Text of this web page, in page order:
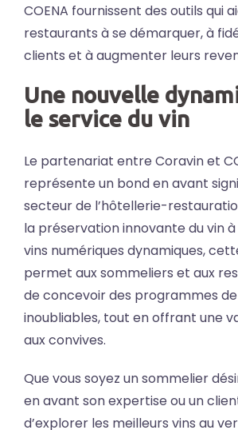
COENA fournissent des outils qui
restaurants à se démarquer, à
clients et à augmenter leurs
Une nouvelle
le service du vin
Le partenariat entre Coravin et
représente un bond en avant
secteur de l’hôtellerie-
la préservation innovante du vin
vins numériques dynamiques,
permet aux sommeliers et aux
de concevoir des programmes de
inoubliables, tout en offrant une
aux convives.
Que vous soyez un sommelier
en avant son expertise ou un
d’explorer les meilleurs vins au